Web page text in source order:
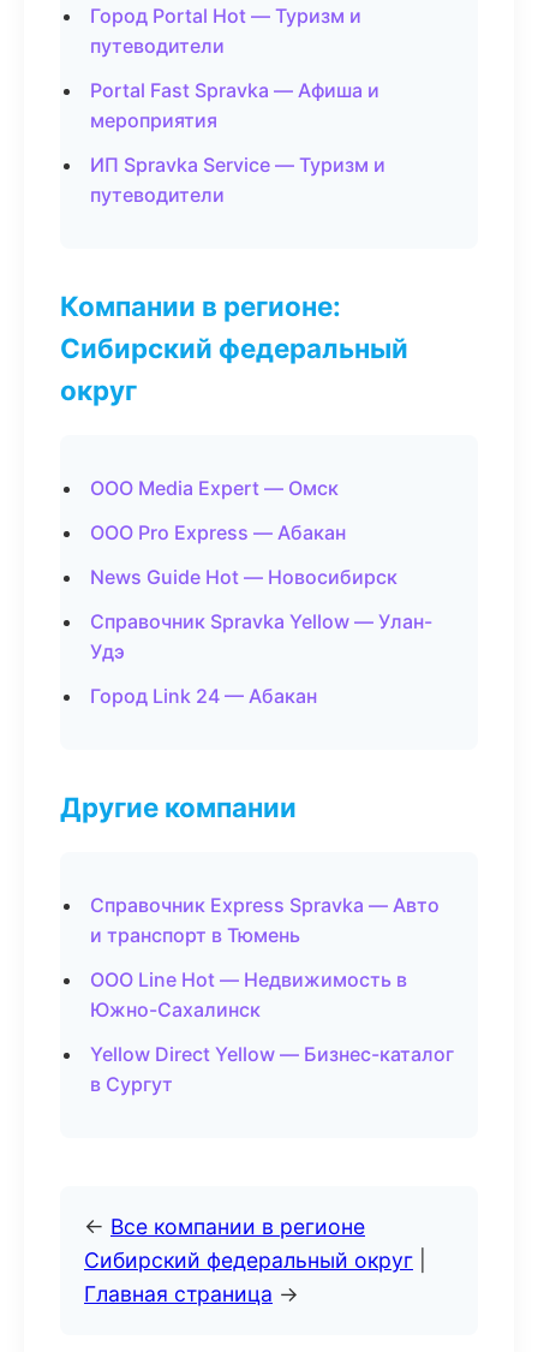
Город Portal Hot — Туризм и
путеводители
Portal Fast Spravka — Афиша и
мероприятия
ИП Spravka Service — Туризм и
путеводители
Компании в регионе:
Сибирский федеральный
округ
ООО Media Expert — Омск
ООО Pro Express — Абакан
News Guide Hot — Новосибирск
Справочник Spravka Yellow — Улан-
Удэ
Город Link 24 — Абакан
Другие компании
Справочник Express Spravka — Авто
и транспорт в Тюмень
ООО Line Hot — Недвижимость в
Южно-Сахалинск
Yellow Direct Yellow — Бизнес-каталог
в Сургут
← Все компании в регионе
Сибирский федеральный округ
Главная страница →